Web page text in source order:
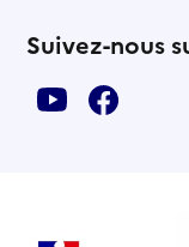
Suivez-nous